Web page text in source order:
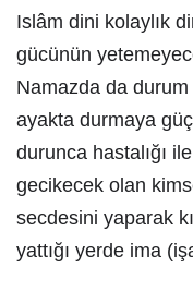
Islâm dini kolaylık
gücünün
Namazda da
ayakta durmaya
durunca hastalığı
gecikecek olan
secdesini yaparak
yattığı yerde ima